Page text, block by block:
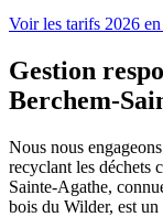
Voir les tarifs 2026
Gestion
Berchem-
Nous nous
recyclant les déchets
Sainte-Agathe,
bois du Wilder, est